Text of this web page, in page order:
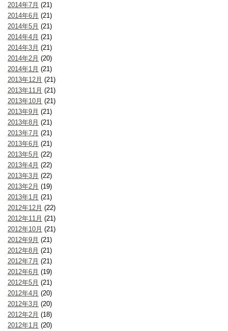
2014年7月 (21)
2014年6月 (21)
2014年5月 (21)
2014年4月 (21)
2014年3月 (21)
2014年2月 (20)
2014年1月 (21)
2013年12月 (21)
2013年11月 (21)
2013年10月 (21)
2013年9月 (21)
2013年8月 (21)
2013年7月 (21)
2013年6月 (21)
2013年5月 (22)
2013年4月 (22)
2013年3月 (22)
2013年2月 (19)
2013年1月 (21)
2012年12月 (22)
2012年11月 (21)
2012年10月 (21)
2012年9月 (21)
2012年8月 (21)
2012年7月 (21)
2012年6月 (19)
2012年5月 (21)
2012年4月 (20)
2012年3月 (20)
2012年2月 (18)
2012年1月 (20)